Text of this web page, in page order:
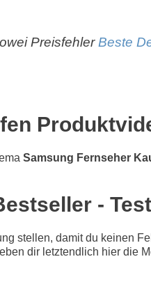
Preisfehler Beste
Samsung Fernseher
-
stellen, damit du keinen
dir letztendlich hier die